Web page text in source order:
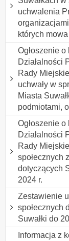
uchwalenia
których
Ogłoszenie
Działalności
Rady
uchwały w
Miasta
podmiotami,
Ogłoszenie
Działalności
Rady
społecznych
dotyczących
2024 r.
Zestawienie
społecznych
Suwałki do
Informacja z